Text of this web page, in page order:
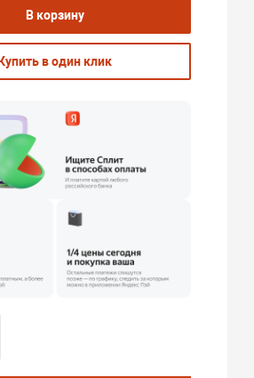
В корзину
Купить в один клик